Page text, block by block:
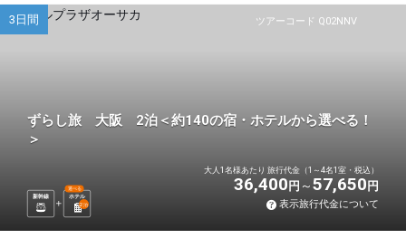
ツアーコード Q02NNV
3日間
ずらし旅 大阪 2泊＜約140の宿・ホテルから選べる！
＞
新幹線 ホテル
選べる
2泊
大人1名様あたり 旅行代金（1～4名1室・税込）
36,400 円 57,650 円
表示旅行代金について